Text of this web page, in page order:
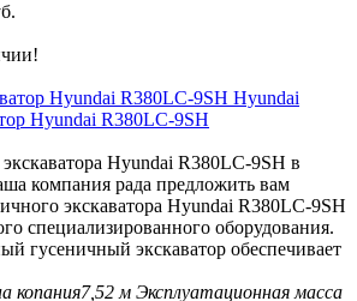
Hyundai R380LC-9SH
Hyundai R380LC-9SH в
компания рада предложить вам
экскаватора Hyundai R380LC-9SH
специализированного оборудования.
гусеничный экскаватор обеспечивает
копания7,52 м Эксплуатационная масса